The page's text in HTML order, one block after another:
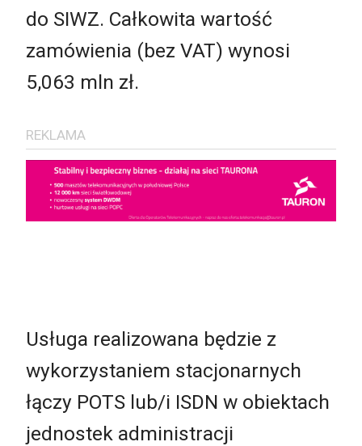
do SIWZ. Całkowita wartość
zamówienia (bez VAT) wynosi
5,063 mln zł.
REKLAMA
Usługa realizowana będzie z
wykorzystaniem stacjonarnych
łączy POTS lub/i ISDN w obiektach
jednostek administracji